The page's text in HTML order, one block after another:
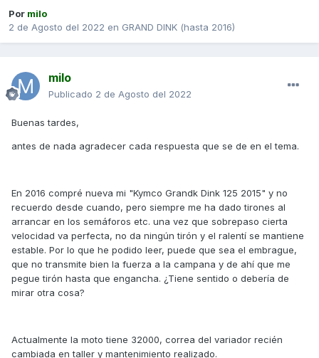
Por milo
2 de Agosto del 2022 en GRAND DINK (hasta 2016)
milo
Publicado 2 de Agosto del 2022
Buenas tardes,
antes de nada agradecer cada respuesta que se de en el tema.
En 2016 compré nueva mi "Kymco Grandk Dink 125 2015" y no
recuerdo desde cuando, pero siempre me ha dado tirones al
arrancar en los semáforos etc. una vez que sobrepaso cierta
velocidad va perfecta, no da ningún tirón y el ralentí se mantiene
estable. Por lo que he podido leer, puede que sea el embrague,
que no transmite bien la fuerza a la campana y de ahí que me
pegue tirón hasta que engancha. ¿Tiene sentido o debería de
mirar otra cosa?
Actualmente la moto tiene 32000, correa del variador recién
cambiada en taller y mantenimiento realizado.